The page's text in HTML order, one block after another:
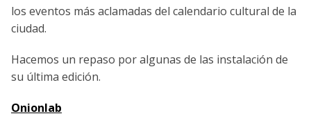
los eventos más aclamadas del calendario cultural de la
ciudad.
Hacemos un repaso por algunas de las instalación de
su última edición.
Onionlab